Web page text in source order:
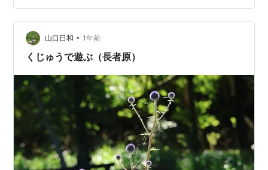
ちらを飛び回っていました ヤマルリトラノオの花が園内
のあちらこちらでたくさん咲いていました～ 流石に六甲
山は下界と比べて5度ほど低く…
山口日和 • 1年前
くじゅうで遊ぶ（長者原）